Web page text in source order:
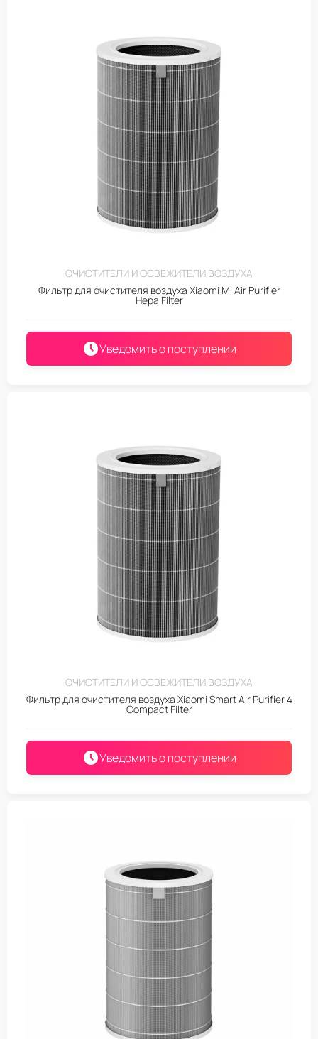
ОЧИСТИТЕЛИ И ОСВЕЖИТЕЛИ ВОЗДУХА
Фильтр для очистителя воздуха Xiaomi Mi Air Purifier
Hepa Filter
Уведомить о поступлении
ОЧИСТИТЕЛИ И ОСВЕЖИТЕЛИ ВОЗДУХА
Фильтр для очистителя воздуха Xiaomi Smart Air Purifier 4
Compact Filter
Уведомить о поступлении